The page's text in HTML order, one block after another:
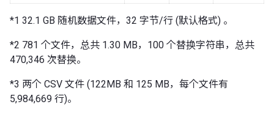
*1 32.1 GB 随机数据文件，32 字节/行 (默认格式) 。
*2 781 个文件，总共 1.30 MB，100 个替换字符串，总共
470,346 次替换。
*3 两个 CSV 文件 (122MB 和 125 MB，每个文件有
5,984,669 行)。